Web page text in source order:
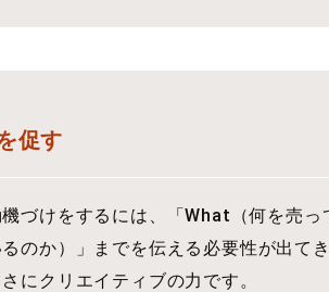
促す
づけをするには、「What（何を売
のか）」までを伝える必要性が出てき
にクリエイティブの力です。